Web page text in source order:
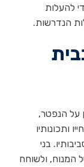
להעלות
הנדרשות.
על הנפטר,
ותכונותיו
בני
המנוח, ולשוחח